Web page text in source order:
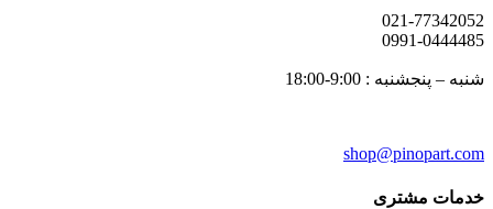
021-77342052
0991-0444485
شنبه – پنجشنبه : 9:00-18:00
shop@pinopart.com
خدمات مشتری